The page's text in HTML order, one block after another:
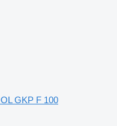
GKP F 100